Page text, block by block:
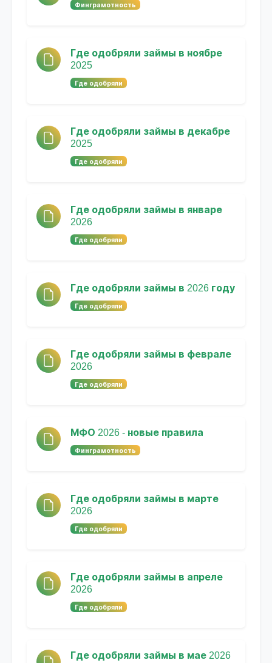
Финграмотность
Где одобряли займы в ноябре
2025
Где одобряли
Где одобряли займы в декабре
2025
Где одобряли
Где одобряли займы в январе
2026
Где одобряли
Где одобряли займы в 2026 году
Где одобряли
Где одобряли займы в феврале
2026
Где одобряли
МФО 2026 - новые правила
Финграмотность
Где одобряли займы в марте
2026
Где одобряли
Где одобряли займы в апреле
2026
Где одобряли
Где одобряли займы в мае 2026